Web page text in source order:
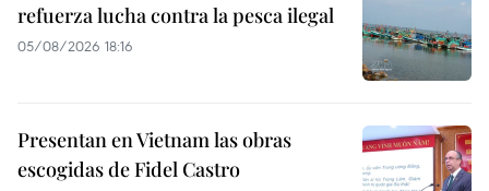
refuerza lucha contra la pesca ilegal
05/08/2026 18:16
Presentan en Vietnam las obras
escogidas de Fidel Castro